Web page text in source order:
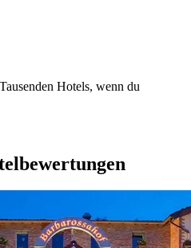
Hotels, wenn du